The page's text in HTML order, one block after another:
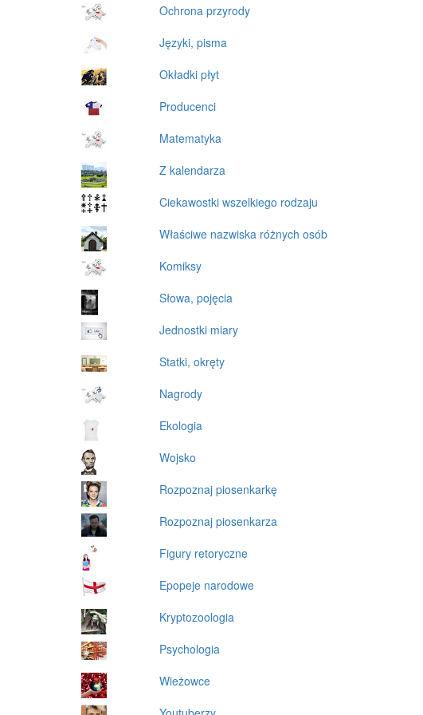
Ochrona przyrody
Języki, pisma
Okładki płyt
Producenci
Matematyka
Z kalendarza
Ciekawostki wszelkiego rodzaju
Właściwe nazwiska różnych osób
Komiksy
Słowa, pojęcia
Jednostki miary
Statki, okręty
Nagrody
Ekologia
Wojsko
Rozpoznaj piosenkarkę
Rozpoznaj piosenkarza
Figury retoryczne
Epopeje narodowe
Kryptozoologia
Psychologia
Wieżowce